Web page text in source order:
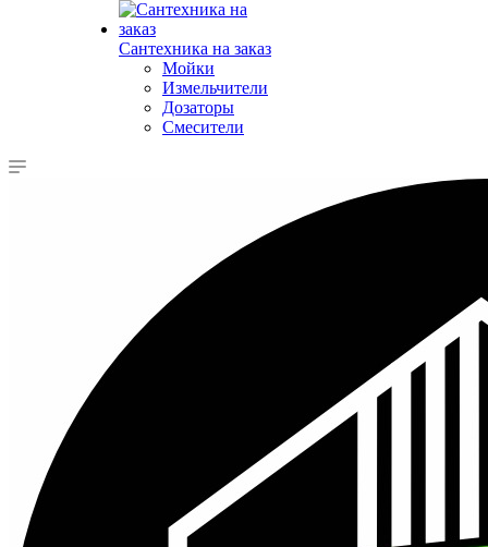
Сантехника на заказ
Мойки
Измельчители
Дозаторы
Смесители